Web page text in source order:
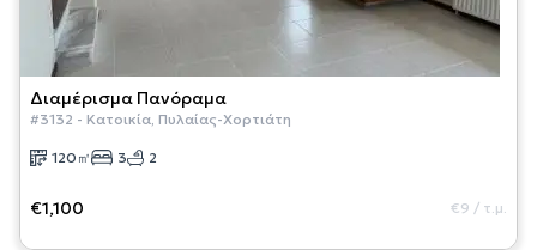
Διαμέρισμα Πανόραμα
#3132 - Κατοικία, Πυλαίας-Χορτιάτη
120 ㎡ 3 2
€1,100 €9 / τ.μ.